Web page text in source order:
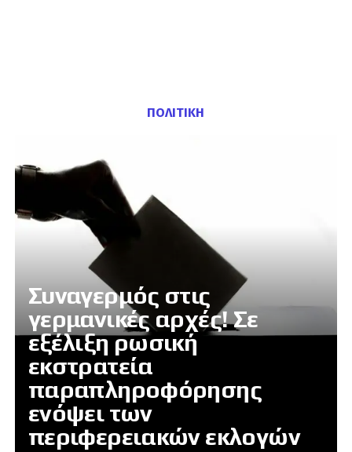
ΠΟΛΙΤΙΚΗ
Συναγερμός στις
γερμανικές αρχές! Σε
εξέλιξη ρωσική
εκστρατεία
παραπληροφόρησης
ενόψει των
περιφερειακών εκλογών